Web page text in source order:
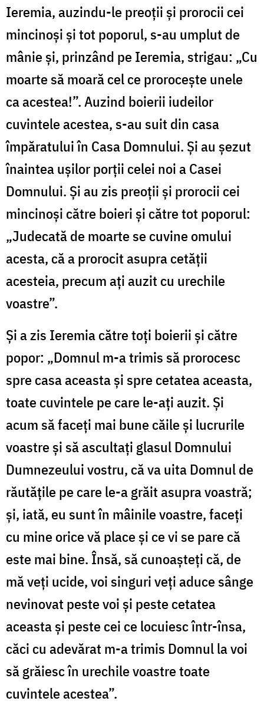
Ieremia, auzindu-le preoții și prorocii cei
mincinoși și tot poporul, s-au umplut de
mânie și, prinzând pe Ieremia, strigau: „Cu
moarte să moară cel ce prorocește unele
ca acestea!”. Auzind boierii iudeilor
cuvintele acestea, s-au suit din casa
împăratului în Casa Domnului. Și au șezut
înaintea ușilor porții celei noi a Casei
Domnului. Și au zis preoții și prorocii cei
mincinoși către boieri și către tot poporul:
„Judecată de moarte se cuvine omului
acesta, că a prorocit asupra cetății
acesteia, precum ați auzit cu urechile
voastre”.
Și a zis Ieremia către toți boierii și către
popor: „Domnul m-a trimis să prorocesc
spre casa aceasta și spre cetatea aceasta,
toate cuvintele pe care le-ați auzit. Și
acum să faceți mai bune căile și lucrurile
voastre și să ascultați glasul Domnului
Dumnezeului vostru, că va uita Domnul de
răutățile pe care le-a grăit asupra voastră;
și, iată, eu sunt în mâinile voastre, faceți
cu mine orice vă place și ce vi se pare că
este mai bine. Însă, să cunoașteți că, de
mă veți ucide, voi singuri veți aduce sânge
nevinovat peste voi și peste cetatea
aceasta și peste cei ce locuiesc într-însa,
căci cu adevărat m-a trimis Domnul la voi
să grăiesc în urechile voastre toate
cuvintele acestea”.